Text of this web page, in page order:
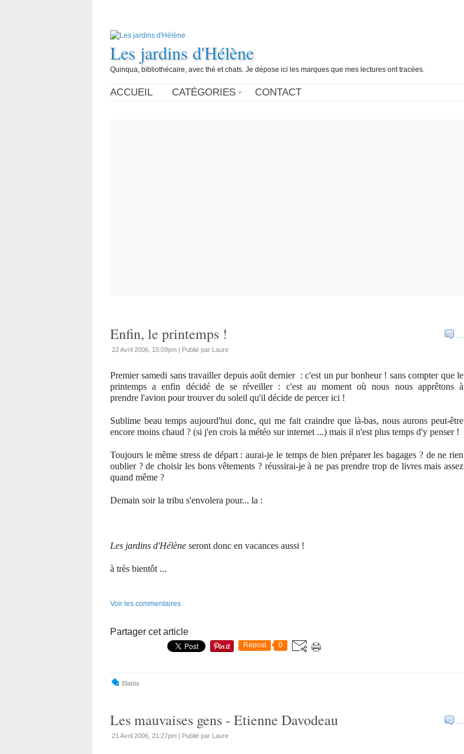
Les jardins d'Hélène
Quinqua, bibliothécaire, avec thé et chats. Je dépose ici les marques que mes lectures ont tracées.
ACCUEIL CATÉGORIES CONTACT
…
Enfin, le printemps !
22 Avril 2006, 15:09pm | Publié par Laure
Premier samedi sans travailler depuis août dernier : c'est un pur bonheur ! sans compter que le
printemps a enfin décidé de se réveiller : c'est au moment où nous nous apprêtons à
prendre l'avion pour trouver du soleil qu'il décide de percer ici !
Sublime beau temps aujourd'hui donc, qui me fait craindre que là-bas, nous aurons peut-être
encore moins chaud ? (si j'en crois la météo sur internet ...) mais il n'est plus temps d'y penser !
Toujours le même stress de départ : aurai-je le temps de bien préparer les bagages ? de ne rien
oublier ? de choisir les bons vêtements ? réussirai-je à ne pas prendre trop de livres mais assez
quand même ?
Demain soir la tribu s'envolera pour... la :
Les jardins d'Hélène seront donc en vacances aussi !
à très bientôt ...
Voir les commentaires
Partager cet article
Repost 0
Blabla
…
Les mauvaises gens - Etienne Davodeau
21 Avril 2006, 21:27pm | Publié par Laure